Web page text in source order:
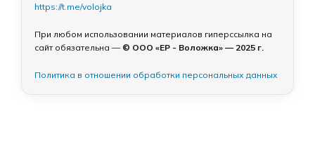
https://t.me/volojka
При любом использовании материалов гиперссылка на
сайт обязательна — © ООО «ЕР - Воложка» — 2025 г.
Политика в отношении обработки персональных данных